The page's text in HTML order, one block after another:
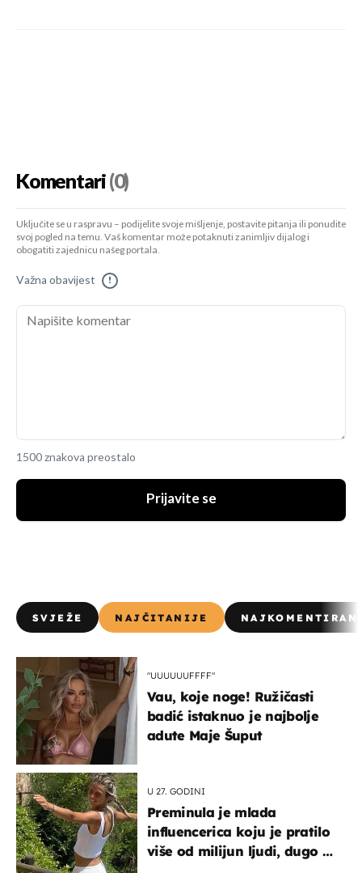
Komentari(0)
Uključite se u raspravu – podijelite svoje mišljenje, postavite pitanja ili ponudite
svoj pogled na temu. Vaš komentar može potaknuti zanimljiv dijalog i
obogatiti zajednicu našeg portala.
Važna obavijest !
1500 znakova preostalo
Prijavite se
SVJEŽE NAJČITANIJE
"UUUUUUFFFF"
Vau, koje noge! Ružičasti
badić istaknuo je najbolje
adute Maje Šuput
U 27. GODINI
Preminula je mlada
influencerica koju je pratilo
više od milijun ljudi, dugo se